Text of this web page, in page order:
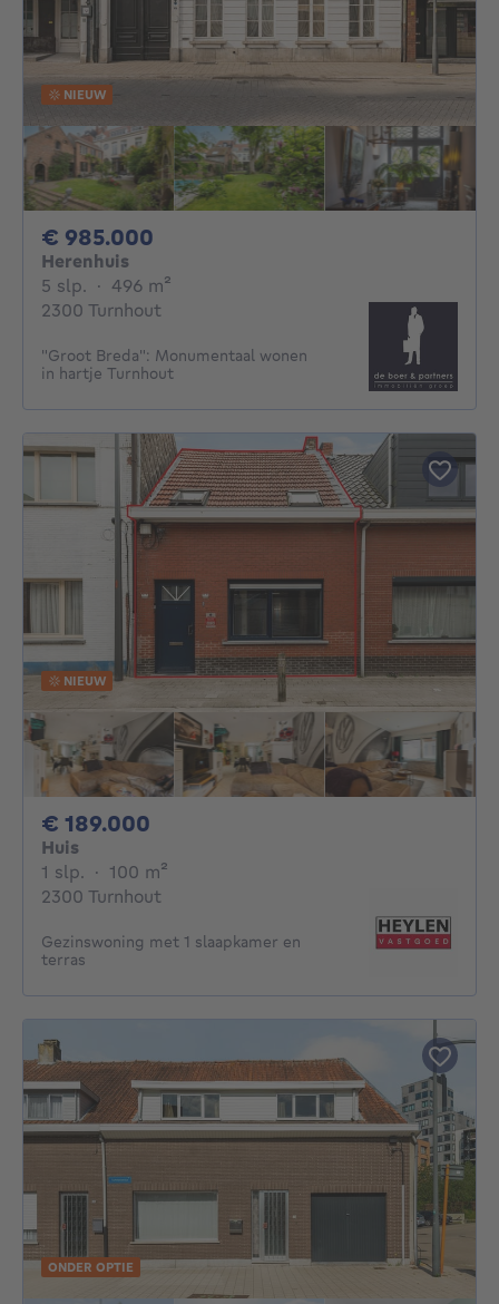
NIEUW
€ 985.000
Herenhuis
5 slp. 5 slaapkamers
· 496 m²
2300 Turnhout
"Groot Breda": Monumentaal wonen
in hartje Turnhout
NIEUW
€ 189.000
Huis
1 slp. 1 slaapkamer
· 100 m²
2300 Turnhout
Gezinswoning met 1 slaapkamer en
terras
ONDER OPTIE